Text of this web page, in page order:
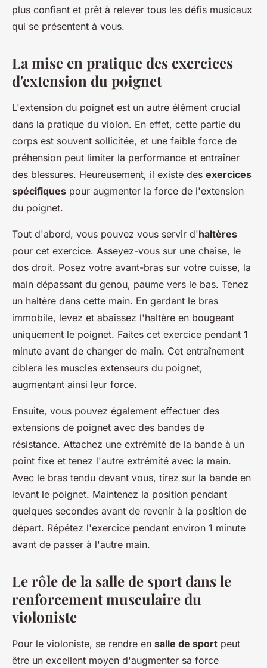
plus confiant et prêt à relever tous les défis musicaux
qui se présentent à vous.
La mise en pratique des exercices
d'extension du poignet
L'extension du poignet est un autre élément crucial
dans la pratique du violon. En effet, cette partie du
corps est souvent sollicitée, et une faible force de
préhension peut limiter la performance et entraîner
des blessures. Heureusement, il existe des exercices
spécifiques pour augmenter la force de l'extension
du poignet.
Tout d'abord, vous pouvez vous servir d'haltères
pour cet exercice. Asseyez-vous sur une chaise, le
dos droit. Posez votre avant-bras sur votre cuisse, la
main dépassant du genou, paume vers le bas. Tenez
un haltère dans cette main. En gardant le bras
immobile, levez et abaissez l'haltère en bougeant
uniquement le poignet. Faites cet exercice pendant 1
minute avant de changer de main. Cet entraînement
ciblera les muscles extenseurs du poignet,
augmentant ainsi leur force.
Ensuite, vous pouvez également effectuer des
extensions de poignet avec des bandes de
résistance. Attachez une extrémité de la bande à un
point fixe et tenez l'autre extrémité avec la main.
Avec le bras tendu devant vous, tirez sur la bande en
levant le poignet. Maintenez la position pendant
quelques secondes avant de revenir à la position de
départ. Répétez l'exercice pendant environ 1 minute
avant de passer à l'autre main.
Le rôle de la salle de sport dans le
renforcement musculaire du
violoniste
Pour le violoniste, se rendre en salle de sport peut
être un excellent moyen d'augmenter sa force